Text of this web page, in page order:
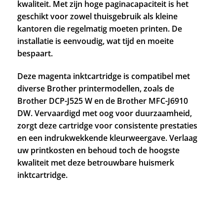
kwaliteit. Met zijn hoge paginacapaciteit is het
geschikt voor zowel thuisgebruik als kleine
kantoren die regelmatig moeten printen. De
installatie is eenvoudig, wat tijd en moeite
bespaart.
Deze magenta inktcartridge is compatibel met
diverse Brother printermodellen, zoals de
Brother DCP-J525 W en de Brother MFC-J6910
DW. Vervaardigd met oog voor duurzaamheid,
zorgt deze cartridge voor consistente prestaties
en een indrukwekkende kleurweergave. Verlaag
uw printkosten en behoud toch de hoogste
kwaliteit met deze betrouwbare huismerk
inktcartridge.